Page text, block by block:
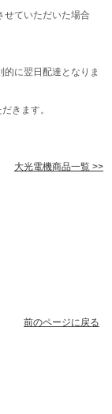
ていただいた場合
に翌日配達となりま
きます。
大光電機商品一覧 >>
前のページに戻る